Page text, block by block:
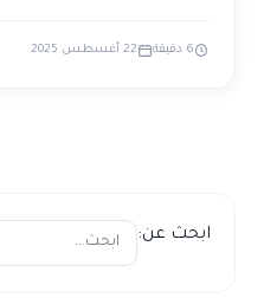
6 دقيقة 22 أغسطس 2025
ابحث عن: